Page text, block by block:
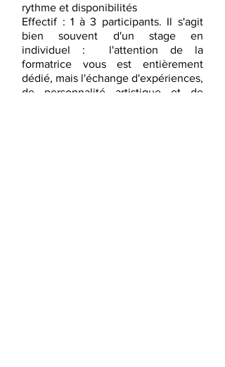
rythme et disponibilités
Effectif : 1 à 3 participants. Il s'agit
bien souvent d'un stage en
individuel : l'attention de la
formatrice vous est entièrement
dédié, mais l'échange d'expériences,
de personnalité artistique et de